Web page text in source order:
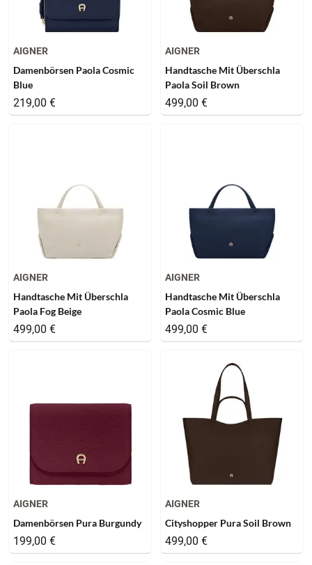
AIGNER
Damenbörsen Paola Cosmic
Blue
219,00 €
AIGNER
Handtasche Mit Überschla
Paola Soil Brown
499,00 €
AIGNER
Handtasche Mit Überschla
Paola Fog Beige
499,00 €
AIGNER
Handtasche Mit Überschla
Paola Cosmic Blue
499,00 €
AIGNER
Damenbörsen Pura Burgundy
199,00 €
AIGNER
Cityshopper Pura Soil Brown
499,00 €